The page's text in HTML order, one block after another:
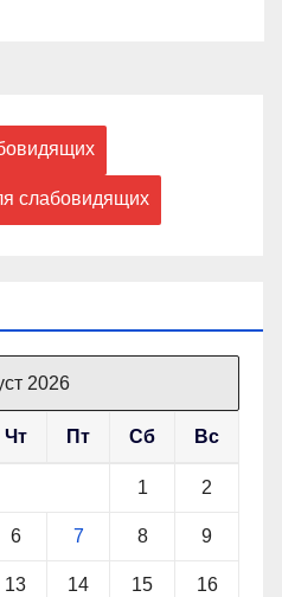
слабовидящих
2026
Чт Пт Сб Вс
1 2
6 7 8 9
13 14 15 16